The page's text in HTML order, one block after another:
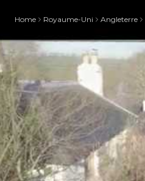
Home Royaume-Uni Angleterre